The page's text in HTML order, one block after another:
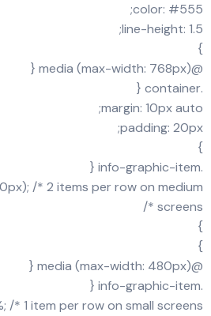
color: #555;
line-height: 1.5;
}
@media (max-width: 768px) {
.container {
margin: 10px auto;
padding: 20px;
}
.info-graphic-item {
/* 2 items per row on medium
screens */
}
}
@media (max-width: 480px) {
.info-graphic-item {
/* 1 item per row on small screens */